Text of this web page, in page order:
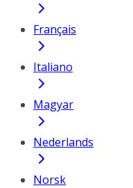
Français
Italiano
Magyar
Nederlands
Norsk